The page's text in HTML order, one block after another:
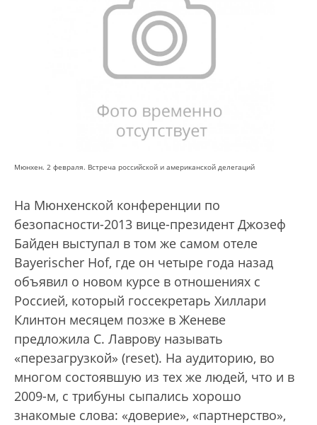
Мюнхен. 2 февраля. Встреча российской и американской делегаций
На Мюнхенской конференции по
безопасности-2013 вице-президент Джозеф
Байден выступал в том же самом отеле
Bayerischer Hof, где он четыре года назад
объявил о новом курсе в отношениях с
Россией, который госсекретарь Хиллари
Клинтон месяцем позже в Женеве
предложила С. Лаврову называть
«перезагрузкой» (reset). На аудиторию, во
многом состоявшую из тех же людей, что и в
2009-м, с трибуны сыпались хорошо
знакомые слова: «доверие», «партнерство»,